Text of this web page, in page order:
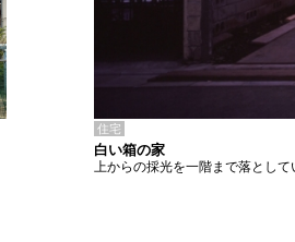
住宅
白い箱の家
上からの採光を一階まで落として